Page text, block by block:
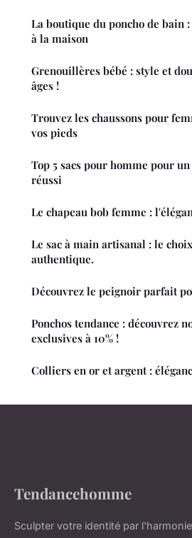
La boutique du poncho de bain
à la maison
Grenouillères bébé : style et
âges !
Trouvez les chaussons pour
vos pieds
Top 5 sacs pour homme pour
réussi
Le chapeau bob femme :
Le sac à main artisanal : le
authentique.
Découvrez le peignoir parfait
Ponchos tendance : découvrez
exclusives à 10% !
Colliers en or et argent :
Tendancehomme
Sculpter votre identité par